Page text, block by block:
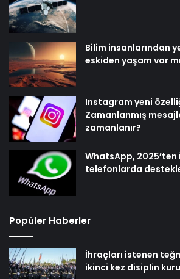
Bilim insanlarından
eskiden yaşam var
Instagram yeni
Zamanlanmış
zamanlanır?
WhatsApp,
telefonlarda
Popüler Haberler
İhraçları istenen
ikinci kez disiplin